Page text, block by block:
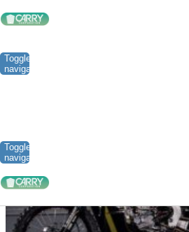
Toggle
navigation
Toggle
navigation